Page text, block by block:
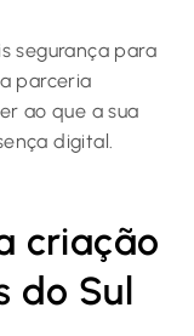
segurança para
parceria
ao que a sua
digital.
criação
do Sul